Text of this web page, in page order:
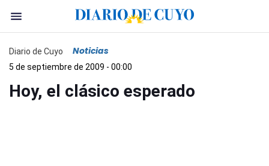
Diario de Cuyo Noticias
5 de septiembre de 2009 - 00:00
Hoy, el clásico esperado